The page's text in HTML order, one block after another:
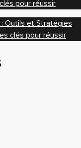
pour réussir
Outils et Stratégies
clés pour réussir